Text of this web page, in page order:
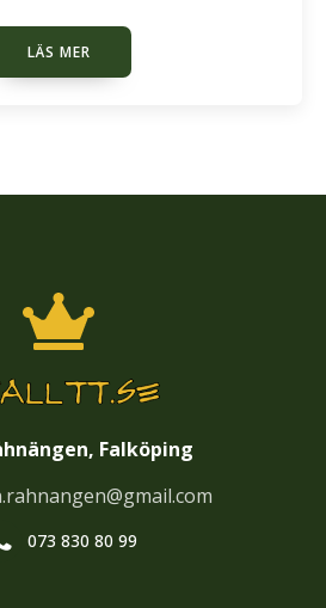
LÄS MER
Falköping
073 830 80 99